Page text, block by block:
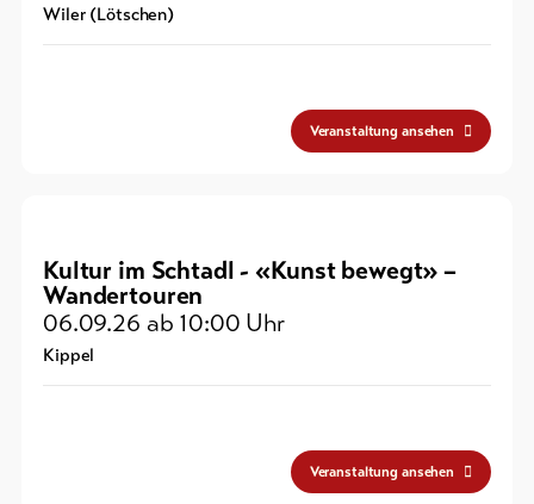
Wiler (Lötschen)
Veranstaltung ansehen
Kultur im Schtadl - «Kunst bewegt» –
Wandertouren
06.09.26 ab 10:00 Uhr
Kippel
Veranstaltung ansehen